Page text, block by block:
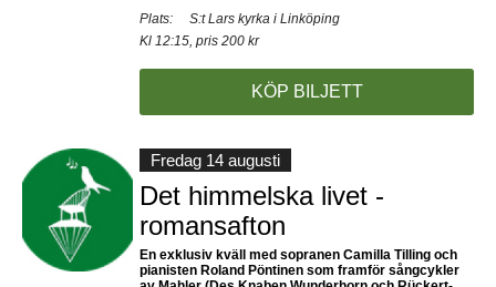
Plats:
S:t Lars kyrka i Linköping
Kl 12:15, pris 200 kr
KÖP BILJETT
Fredag 14 augusti
Det himmelska livet -
romansafton
En exklusiv kväll med sopranen Camilla Tilling och
pianisten Roland Pöntinen som framför sångcykler